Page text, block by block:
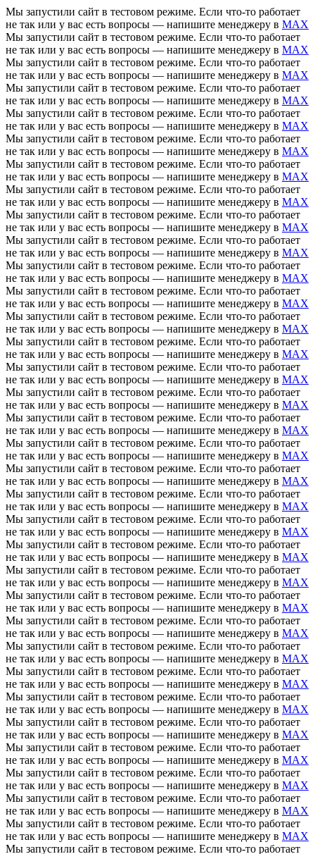
Мы запустили сайт в тестовом режиме. Если что-то работает
не так или у вас есть вопросы — напишите менеджеру в MAX
Мы запустили сайт в тестовом режиме. Если что-то работает
не так или у вас есть вопросы — напишите менеджеру в MAX
Мы запустили сайт в тестовом режиме. Если что-то работает
не так или у вас есть вопросы — напишите менеджеру в MAX
Мы запустили сайт в тестовом режиме. Если что-то работает
не так или у вас есть вопросы — напишите менеджеру в MAX
Мы запустили сайт в тестовом режиме. Если что-то работает
не так или у вас есть вопросы — напишите менеджеру в MAX
Мы запустили сайт в тестовом режиме. Если что-то работает
не так или у вас есть вопросы — напишите менеджеру в MAX
Мы запустили сайт в тестовом режиме. Если что-то работает
не так или у вас есть вопросы — напишите менеджеру в MAX
Мы запустили сайт в тестовом режиме. Если что-то работает
не так или у вас есть вопросы — напишите менеджеру в MAX
Мы запустили сайт в тестовом режиме. Если что-то работает
не так или у вас есть вопросы — напишите менеджеру в MAX
Мы запустили сайт в тестовом режиме. Если что-то работает
не так или у вас есть вопросы — напишите менеджеру в MAX
Мы запустили сайт в тестовом режиме. Если что-то работает
не так или у вас есть вопросы — напишите менеджеру в MAX
Мы запустили сайт в тестовом режиме. Если что-то работает
не так или у вас есть вопросы — напишите менеджеру в MAX
Мы запустили сайт в тестовом режиме. Если что-то работает
не так или у вас есть вопросы — напишите менеджеру в MAX
Мы запустили сайт в тестовом режиме. Если что-то работает
не так или у вас есть вопросы — напишите менеджеру в MAX
Мы запустили сайт в тестовом режиме. Если что-то работает
не так или у вас есть вопросы — напишите менеджеру в MAX
Мы запустили сайт в тестовом режиме. Если что-то работает
не так или у вас есть вопросы — напишите менеджеру в MAX
Мы запустили сайт в тестовом режиме. Если что-то работает
не так или у вас есть вопросы — напишите менеджеру в MAX
Мы запустили сайт в тестовом режиме. Если что-то работает
не так или у вас есть вопросы — напишите менеджеру в MAX
Мы запустили сайт в тестовом режиме. Если что-то работает
не так или у вас есть вопросы — напишите менеджеру в MAX
Мы запустили сайт в тестовом режиме. Если что-то работает
не так или у вас есть вопросы — напишите менеджеру в MAX
Мы запустили сайт в тестовом режиме. Если что-то работает
не так или у вас есть вопросы — напишите менеджеру в MAX
Мы запустили сайт в тестовом режиме. Если что-то работает
не так или у вас есть вопросы — напишите менеджеру в MAX
Мы запустили сайт в тестовом режиме. Если что-то работает
не так или у вас есть вопросы — напишите менеджеру в MAX
Мы запустили сайт в тестовом режиме. Если что-то работает
не так или у вас есть вопросы — напишите менеджеру в MAX
Мы запустили сайт в тестовом режиме. Если что-то работает
не так или у вас есть вопросы — напишите менеджеру в MAX
Мы запустили сайт в тестовом режиме. Если что-то работает
не так или у вас есть вопросы — напишите менеджеру в MAX
Мы запустили сайт в тестовом режиме. Если что-то работает
не так или у вас есть вопросы — напишите менеджеру в MAX
Мы запустили сайт в тестовом режиме. Если что-то работает
не так или у вас есть вопросы — напишите менеджеру в MAX
Мы запустили сайт в тестовом режиме. Если что-то работает
не так или у вас есть вопросы — напишите менеджеру в MAX
Мы запустили сайт в тестовом режиме. Если что-то работает
не так или у вас есть вопросы — напишите менеджеру в MAX
Мы запустили сайт в тестовом режиме. Если что-то работает
не так или у вас есть вопросы — напишите менеджеру в MAX
Мы запустили сайт в тестовом режиме. Если что-то работает
не так или у вас есть вопросы — напишите менеджеру в MAX
Мы запустили сайт в тестовом режиме. Если что-то работает
не так или у вас есть вопросы — напишите менеджеру в MAX
Мы запустили сайт в тестовом режиме. Если что-то работает